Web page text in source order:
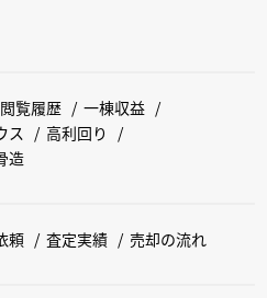
閲覧履歴
一棟収益
ス
高利回り
造
頼 査定実績 売却の流れ